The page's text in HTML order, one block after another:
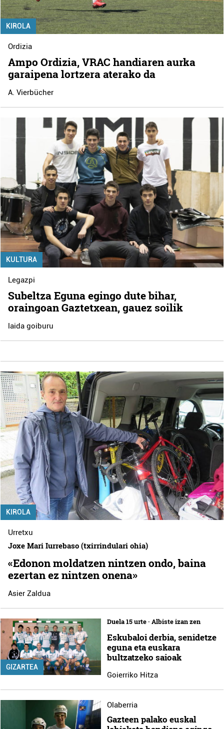
KIROLA
Ordizia
Ampo Ordizia, VRAC handiaren aurka
garaipena lortzera aterako da
A. Vierbücher
KULTURA
Legazpi
Subeltza Eguna egingo dute bihar,
oraingoan Gaztetxean, gauez soilik
laida goiburu
KIROLA
Urretxu
Joxe Mari Iurrebaso (txirrindulari ohia)
«Edonon moldatzen nintzen ondo, baina
ezertan ez nintzen onena»
Asier Zaldua
GIZARTEA
Duela 15 urte · Albiste izan zen
Eskubaloi derbia, senidetze
eguna eta euskara
bultzatzeko saioak
Goierriko Hitza
Olaberria
Gazteen palako euskal